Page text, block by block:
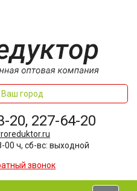
город
20, 227-64-20
00 ч, сб-вс: выходной
звонок